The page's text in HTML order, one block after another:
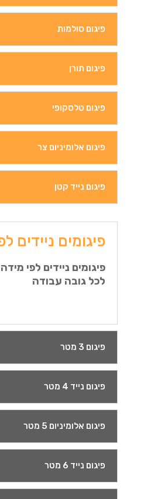
פיגום סולמות
פיגום תורן
פיגום טלסקופי
פיגום אלומיניום צר
פיגום נייד קטן
פיגומים ניידים
פיגומים ניידים לפי
לכל גובה עבודה
פיגום 3 מטר
פיגום נייד 4 מטר
פיגום אלומיניום 5 מטר
פיגום נייד 6 מטר